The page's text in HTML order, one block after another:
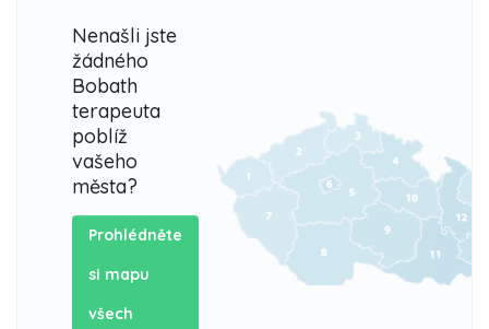
Nenašli jste
žádného
Bobath
terapeuta
poblíž
vašeho
města?
Prohlédněte
si mapu
všech